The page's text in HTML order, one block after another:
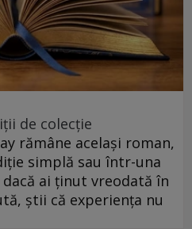
de colecție
rămâne același roman,
simplă sau într-una
ai ținut vreodată în
știi că experiența nu